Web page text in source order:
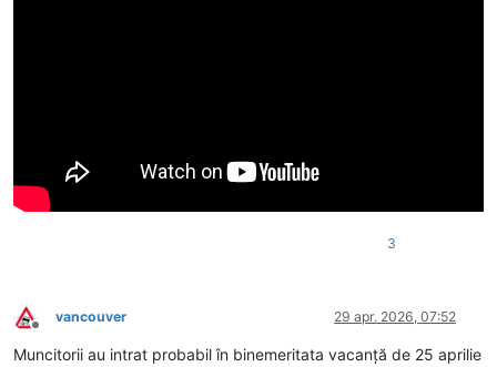
3
Deconectat
vancouver 29 apr. 2026, 07:52
Muncitorii au intrat probabil în binemeritata vacanță de 25 aprilie